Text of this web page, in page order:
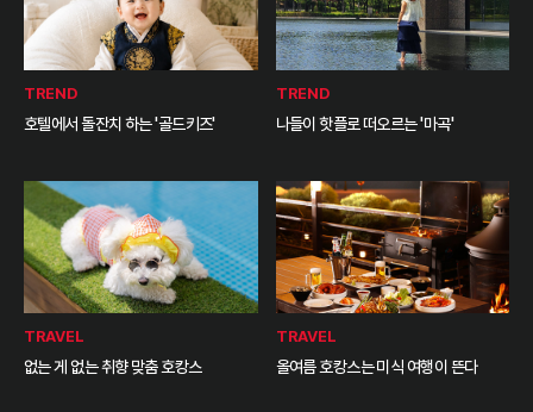
TREND
호텔에서 돌잔치 하는 '골드키즈'
TREND
나들이 핫플로 떠오르는 '마곡'
TRAVEL
없는 게 없는 취향 맞춤 호캉스
TRAVEL
올여름 호캉스는 미식 여행이 뜬다